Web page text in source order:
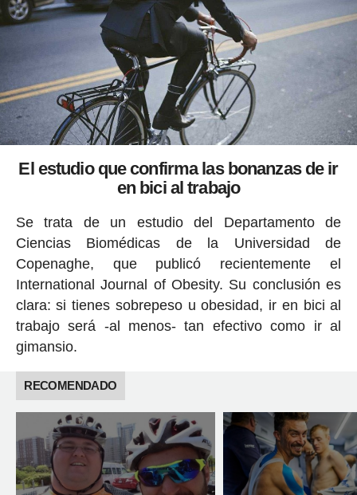
El estudio que confirma las bonanzas de ir
en bici al trabajo
Se trata de un estudio del Departamento de
Ciencias Biomédicas de la Universidad de
Copenaghe, que publicó recientemente el
International Journal of Obesity. Su conclusión es
clara: si tienes sobrepeso u obesidad, ir en bici al
trabajo será -al menos- tan efectivo como ir al
gimansio.
RECOMENDADO